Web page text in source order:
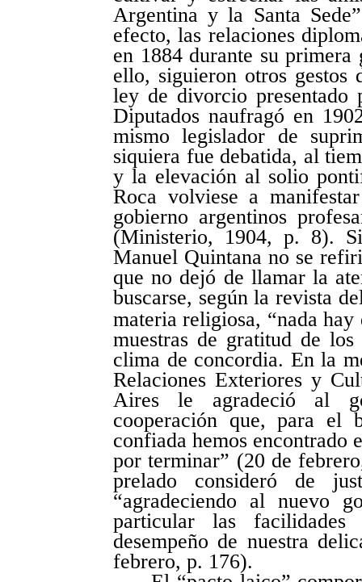
Argentina y la Santa
efecto, las relaciones
en 1884 durante su
ello, siguieron otros gestos
ley de divorcio presentado
Diputados naufragó en
mismo legislador de
siquiera fue debatida, al
y la elevación al solio
Roca volviese a
gobierno argentinos
(Ministerio, 1904, p. 8).
Manuel Quintana no se
que no dejó de llamar la
buscarse, según la revista
materia religiosa, “nada
muestras de gratitud de
clima de concordia. En la
Relaciones Exteriores y
Aires le agradeció al
cooperación que, para
confiada hemos encontrado
por terminar” (20 de
prelado consideró de
“agradeciendo al nuevo
particular las
desempeño de nuestra
febrero, p. 176).